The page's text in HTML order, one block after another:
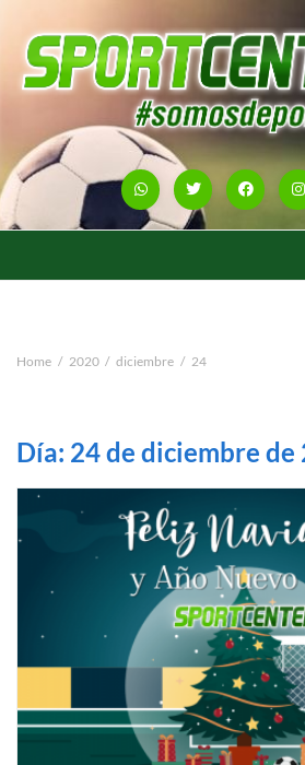
Home 2020 diciembre 24
Día: 24 de diciembre de